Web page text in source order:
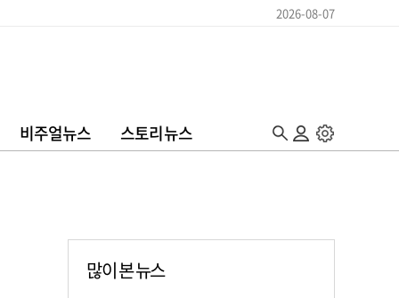
2026-08-07
비주얼뉴스 스토리뉴스
많이 본 뉴스